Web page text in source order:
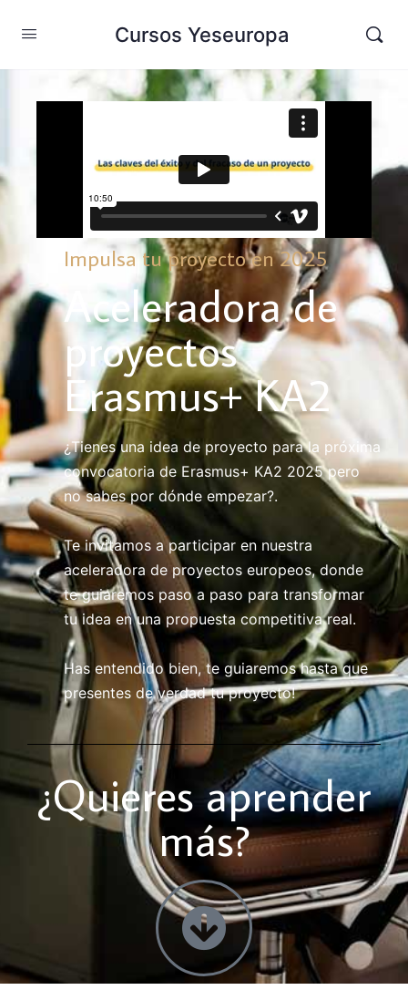
Cursos Yeseuropa
Impulsa tu proyecto en 2025
Aceleradora de
proyectos
Erasmus+ KA2
¿Tienes una idea de proyecto para la próxima
convocatoria de Erasmus+ KA2 2025 pero
no sabes por dónde empezar?.
Te invitamos a participar en nuestra
aceleradora de proyectos europeos, donde
te guiaremos paso a paso para transformar
tu idea en una propuesta competitiva real.
Has entendido bien, te guiaremos hasta que
presentes de verdad tu proyecto!
¿Quieres aprender
más?